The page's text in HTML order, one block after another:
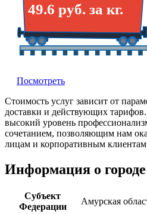
49.6 руб. за кг.
Посмотреть
Стоимость услуг зависит от
доставки и действующих
высокий уровень
сочетанием, позволяющим нам
лицам и корпоративным
Информация о городе
Субъект
Федерации
Амурская